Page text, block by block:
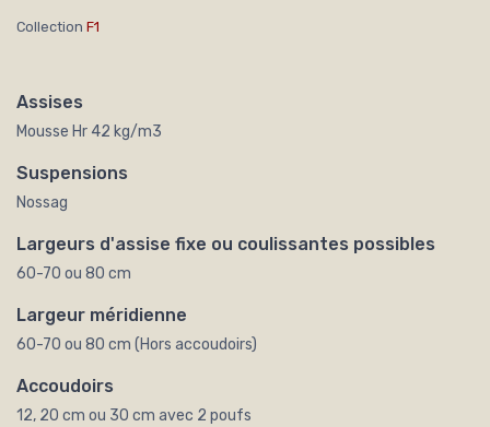
Collection F1
Assises
Mousse Hr 42 kg/m3
Suspensions
Nossag
Largeurs d'assise fixe ou coulissantes possibles
60-70 ou 80 cm
Largeur méridienne
60-70 ou 80 cm (Hors accoudoirs)
Accoudoirs
12, 20 cm ou 30 cm avec 2 poufs